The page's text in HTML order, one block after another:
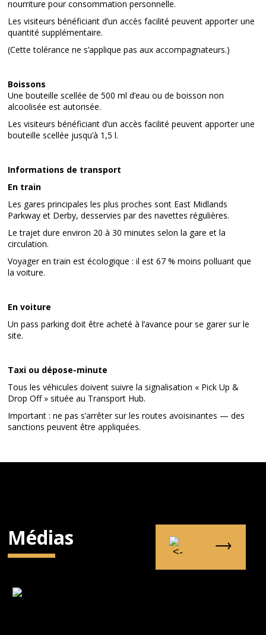
nourriture pour consommation personnelle.
Les visiteurs bénéficiant d’un accès facilité peuvent apporter une
quantité supplémentaire.
(Cette tolérance ne s’applique pas aux accompagnateurs.)
Boissons
Une bouteille scellée de 500 ml d’eau ou de boisson non
alcoolisée est autorisée.
Les visiteurs bénéficiant d’un accès facilité peuvent apporter une
bouteille scellée jusqu’à 1,5 l.
Informations de transport
En train
Les gares principales les plus proches sont East Midlands
Parkway et Derby, desservies par des navettes régulières.
Le trajet dure environ 20 à 30 minutes selon la gare et la
circulation.
Voyager en train est écologique : il est 67 % moins polluant que
la voiture.
En voiture
Un pass parking doit être acheté à l’avance pour se garer sur le
site.
Taxi ou dépose-minute
Tous les véhicules doivent suivre la signalisation « Pick Up &
Drop Off » située au Transport Hub.
Important : ne pas s’arrêter sur les routes avoisinantes — des
sanctions peuvent être appliquées.
Médias